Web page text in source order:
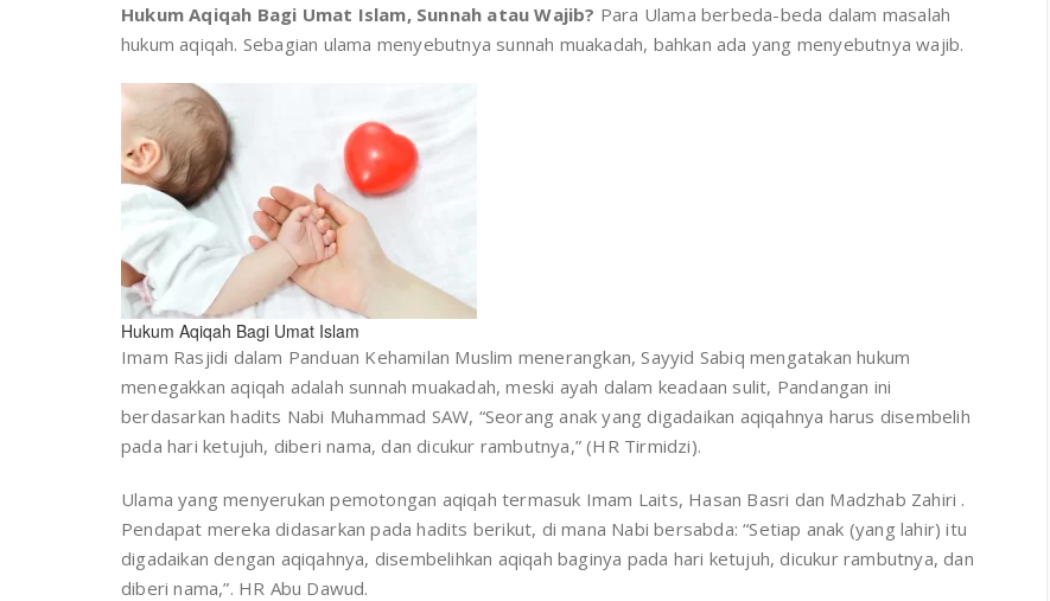
Hukum Aqiqah Bagi Umat Islam, Sunnah atau Wajib? Para Ulama berbeda-beda dalam masalah
hukum aqiqah. Sebagian ulama menyebutnya sunnah muakadah, bahkan ada yang menyebutnya wajib.
Hukum Aqiqah Bagi Umat Islam
Imam Rasjidi dalam Panduan Kehamilan Muslim menerangkan, Sayyid Sabiq mengatakan hukum
menegakkan aqiqah adalah sunnah muakadah, meski ayah dalam keadaan sulit, Pandangan ini
berdasarkan hadits Nabi Muhammad SAW, “Seorang anak yang digadaikan aqiqahnya harus disembelih
pada hari ketujuh, diberi nama, dan dicukur rambutnya,” (HR Tirmidzi).
Ulama yang menyerukan pemotongan aqiqah termasuk Imam Laits, Hasan Basri dan Madzhab Zahiri .
Pendapat mereka didasarkan pada hadits berikut, di mana Nabi bersabda: “Setiap anak (yang lahir) itu
digadaikan dengan aqiqahnya, disembelihkan aqiqah baginya pada hari ketujuh, dicukur rambutnya, dan
diberi nama,”. HR Abu Dawud.